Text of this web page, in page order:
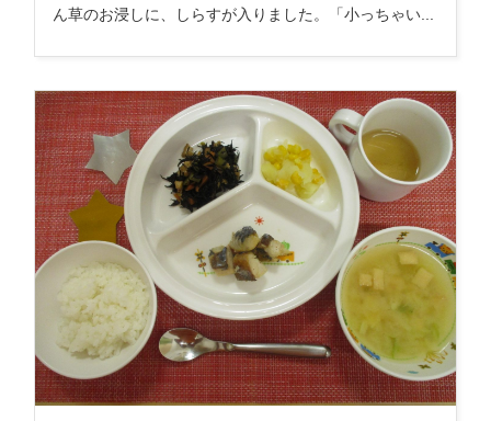
ん草のお浸しに、しらすが入りました。「小っちゃい...